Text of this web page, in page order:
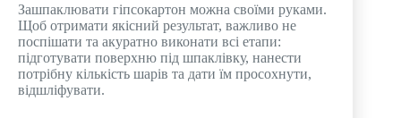
Зашпаклювати гіпсокартон можна своїми руками.
Щоб отримати якісний результат, важливо не
поспішати та акуратно виконати всі етапи:
підготувати поверхню під шпаклівку, нанести
потрібну кількість шарів та дати їм просохнути,
відшліфувати.